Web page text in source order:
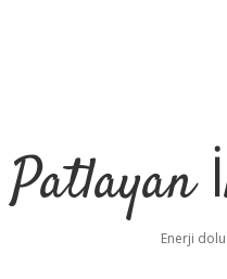
Patlayan
Enerji